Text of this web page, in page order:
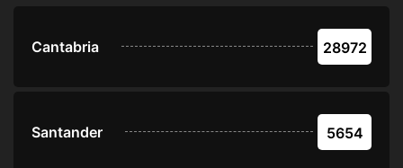
Cantabria 28972
Santander 5654